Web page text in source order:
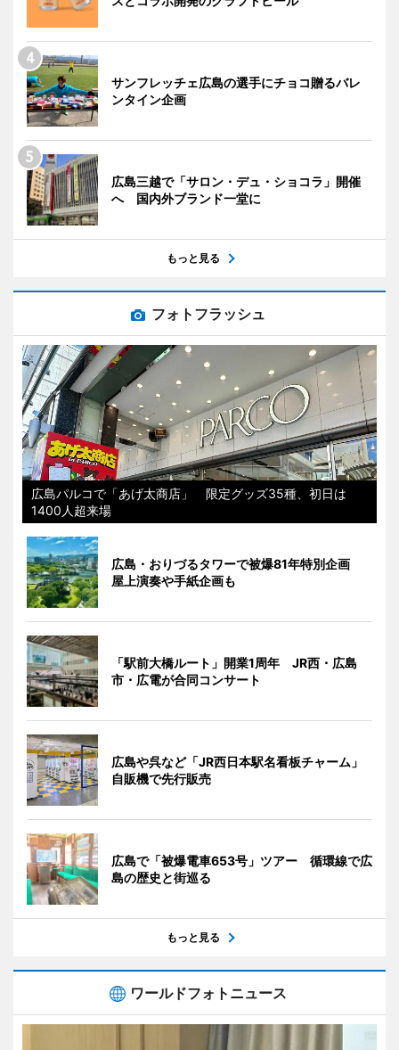
サンフレッチェ広島の選手にチョコ贈るバレ
ンタイン企画
広島三越で「サロン・デュ・ショコラ」開催
へ 国内外ブランド一堂に
もっと見る
フォトフラッシュ
広島パルコで「あげ太商店」 限定グッズ35種、初日は
1400人超来場
広島・おりづるタワーで被爆81年特別企画
屋上演奏や手紙企画も
「駅前大橋ルート」開業1周年 JR西・広島
市・広電が合同コンサート
広島や呉など「JR西日本駅名看板チャーム」
自販機で先行販売
広島で「被爆電車653号」ツアー 循環線で広
島の歴史と街巡る
もっと見る
ワールドフォトニュース